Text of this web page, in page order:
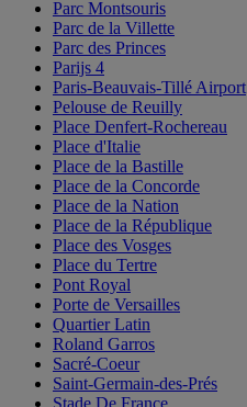
Parc Montsouris
Parc de la Villette
Parc des Princes
Parijs 4
Paris-Beauvais-Tillé Airport
Pelouse de Reuilly
Place Denfert-Rochereau
Place d'Italie
Place de la Bastille
Place de la Concorde
Place de la Nation
Place de la République
Place des Vosges
Place du Tertre
Pont Royal
Porte de Versailles
Quartier Latin
Roland Garros
Sacré-Coeur
Saint-Germain-des-Prés
Stade De France